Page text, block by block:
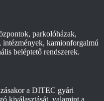
parkolóházak,
intézmények, kamionforgalmú
beléptető rendszerek.
a DITEC gyári
kiválasztását, valamint a